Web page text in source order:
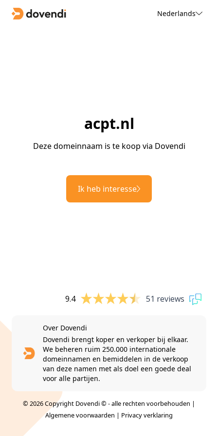
Nederlands
acpt.nl
Deze domeinnaam is te koop via Dovendi
Ik heb interesse
9.4 51 reviews
Over Dovendi
Dovendi brengt koper en verkoper bij elkaar.
We beheren ruim 250.000 internationale
domeinnamen en bemiddelen in de verkoop
van deze namen met als doel een goede deal
voor alle partijen.
© 2026 Copyright Dovendi © - alle rechten voorbehouden |
Algemene voorwaarden | Privacy verklaring